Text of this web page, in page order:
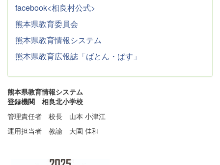
facebook<相良村公式>
熊本県教育委員会
熊本県教育情報システム
熊本県教育広報誌「ばとん・ぱす」
熊本県教育情報システム
登録機関 相良北小学校
管理責任者 校長 山本 小津江
運用担当者 教諭 大園 佳和